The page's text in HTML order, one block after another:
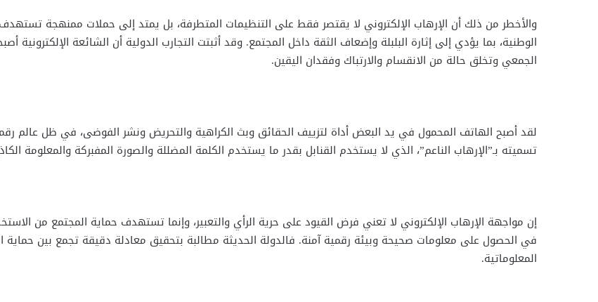
والأخطر من ذلك أن الإرهاب الإلكتروني لا يقتصر فقط على التنظيمات المتطرفة، بل يمتد إلى حملات ممنهجة
الوطنية، بما يؤدي إلى إثارة البلبلة وإضعاف الثقة داخل المجتمع. وقد أثبتت التجارب الدولية أن الشائعة الإلكترونية
الجمعي وتخلق حالة من الانقسام والارتباك وفقدان اليقين.
لقد أصبح الهاتف المحمول في يد البعض أداة لتزييف الحقائق وبث الكراهية والتحريض ونشر الفوضى، في ظل عالم
تسميته بـ”الإرهاب الناعم”، الذي لا يستخدم القنابل بقدر ما يستخدم الكلمة المضللة والصورة المفبركة والمعلومة
إن مواجهة الإرهاب الإلكتروني لا تعني فرض القيود على حرية الرأي والتعبير، وإنما تستهدف حماية المجتمع من
في الحصول على معلومات صحيحة وبيئة رقمية آمنة. فالدولة الحديثة مطالبة بتحقيق معادلة دقيقة تجمع بين حماية
المعلوماتية.